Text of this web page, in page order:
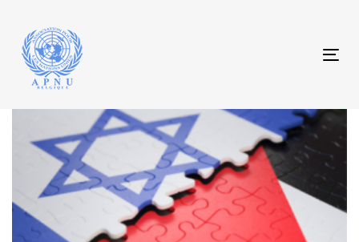
content